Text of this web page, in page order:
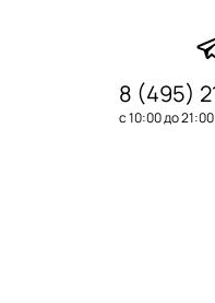
8 (495)
с 10:00 до 21:00